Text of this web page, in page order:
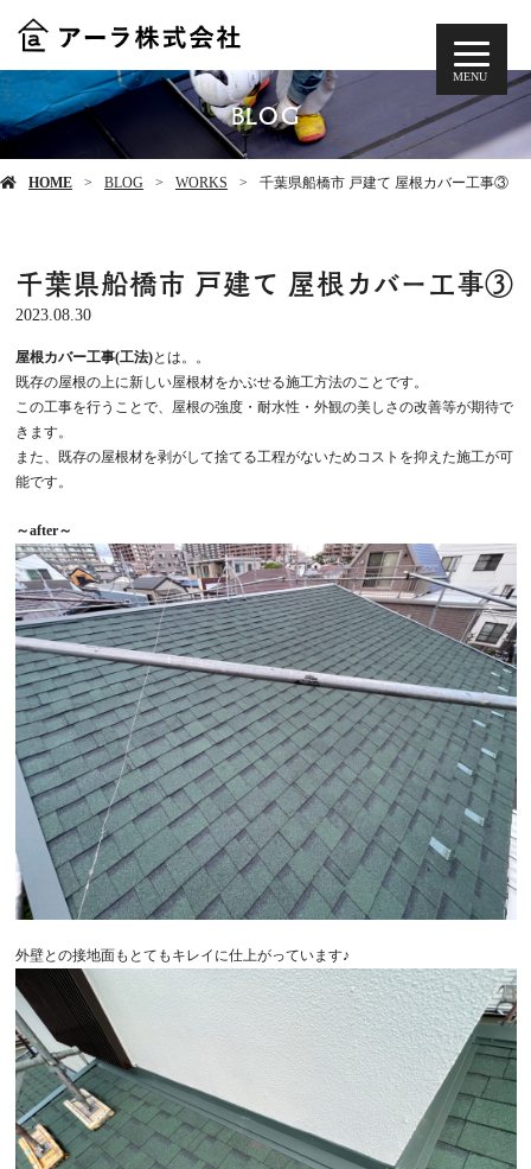
MENU
BLOG
HOME BLOG WORKS 千葉県船橋市 戸建て 屋根カバー工事③
千葉県船橋市 戸建て 屋根カバー工事③
2023.08.30
屋根カバー工事(工法)とは。。
既存の屋根の上に新しい屋根材をかぶせる施工方法のことです。
この工事を行うことで、屋根の強度・耐水性・外観の美しさの改善等が期待で
きます。
また、既存の屋根材を剥がして捨てる工程がないためコストを抑えた施工が可
能です。
～after～
外壁との接地面もとてもキレイに仕上がっています♪